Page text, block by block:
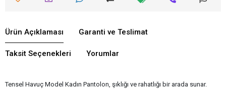
Ürün Açıklaması Garanti ve Teslimat
Taksit Seçenekleri Yorumlar
Tensel Havuç Model Kadın Pantolon, şıklığı ve rahatlığı bir arada sunar.